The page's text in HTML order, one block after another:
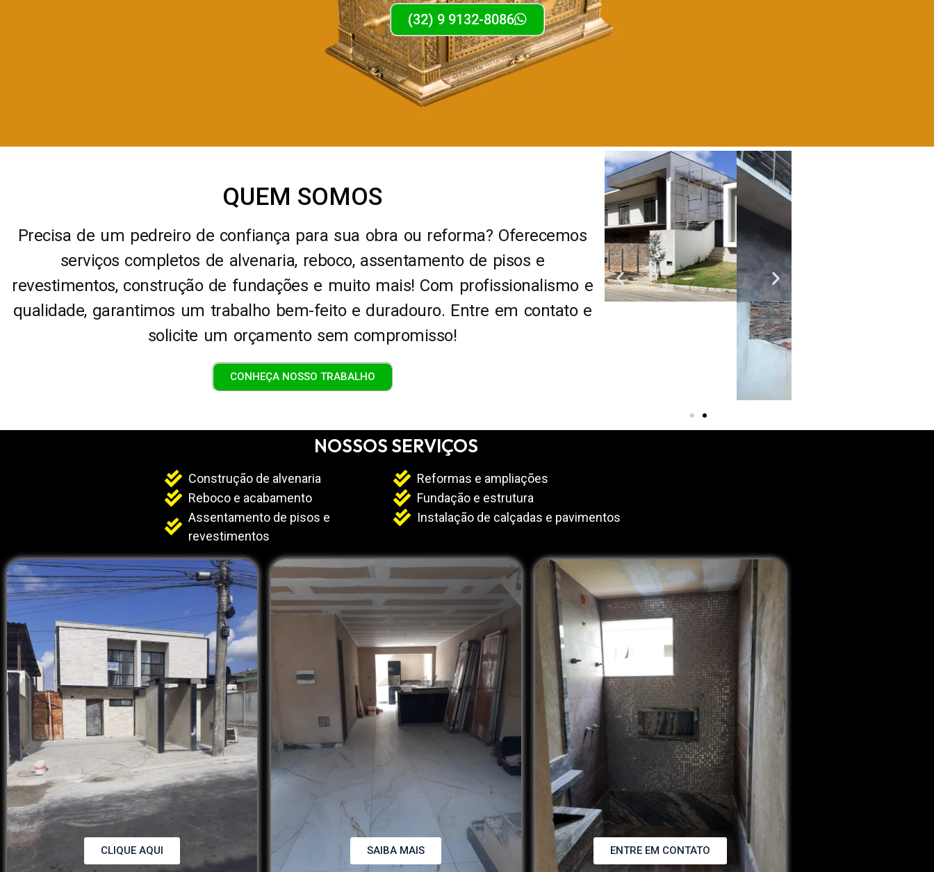
(32) 9 9132-8086
QUEM SOMOS
Precisa de um pedreiro de confiança para sua obra ou reforma? Oferecemos
serviços completos de alvenaria, reboco, assentamento de pisos e
revestimentos, construção de fundações e muito mais! Com profissionalismo e
qualidade, garantimos um trabalho bem-feito e duradouro. Entre em contato e
solicite um orçamento sem compromisso!
CONHEÇA NOSSO TRABALHO
NOSSOS SERVIÇOS
Construção de alvenaria
Reboco e acabamento
Assentamento de pisos e
revestimentos
Reformas e ampliações
Fundação e estrutura
Instalação de calçadas e pavimentos
CLIQUE AQUI SAIBA MAIS ENTRE EM CONTATO